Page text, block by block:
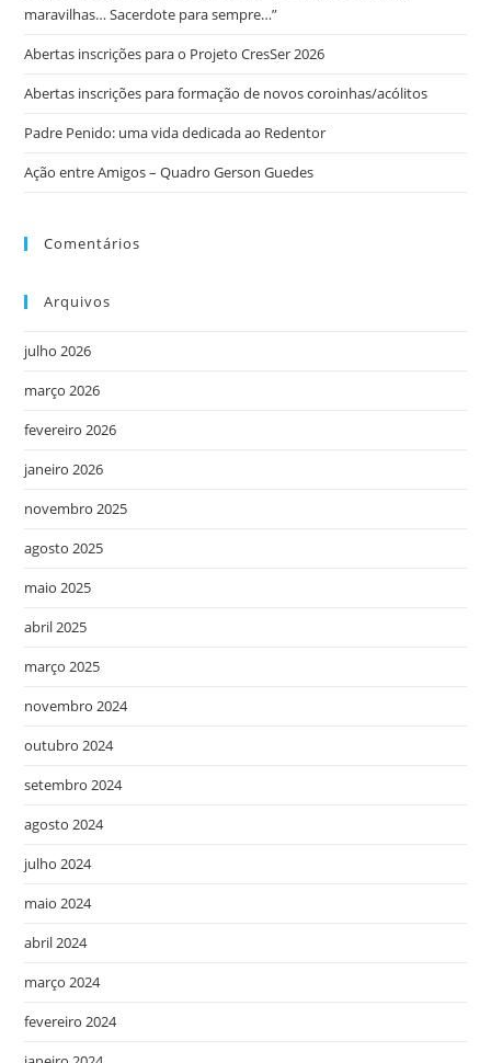
maravilhas… Sacerdote para sempre…”
Abertas inscrições para o Projeto CresSer 2026
Abertas inscrições para formação de novos coroinhas/acólitos
Padre Penido: uma vida dedicada ao Redentor
Ação entre Amigos – Quadro Gerson Guedes
Comentários
Arquivos
julho 2026
março 2026
fevereiro 2026
janeiro 2026
novembro 2025
agosto 2025
maio 2025
abril 2025
março 2025
novembro 2024
outubro 2024
setembro 2024
agosto 2024
julho 2024
maio 2024
abril 2024
março 2024
fevereiro 2024